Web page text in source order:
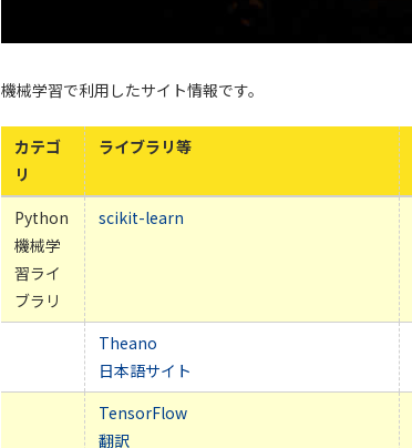
機械学習で利用したサイト情報です。
カテゴ
リ
ライブラリ等
Python
機械学
習ライ
ブラリ
scikit-learn
Theano
日本語サイト
TensorFlow
翻訳